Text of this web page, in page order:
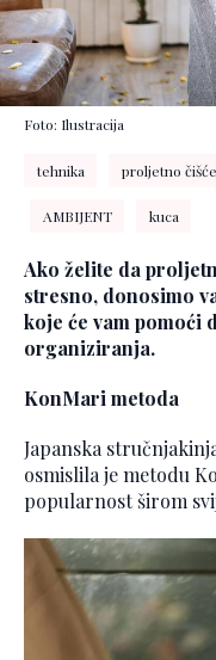
Foto: Ilustracija
tehnika proljetno
AMBIJENT kuca
Ako želite da
stresno, donosimo
koje će vam pomoći
organiziranja.
KonMari metoda
Japanska
osmislila je metodu
popularnost širom